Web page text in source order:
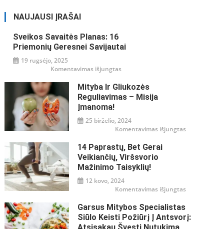
NAUJAUSI ĮRAŠAI
Sveikos Savaitės Planas: 16
Priemonių Geresnei Savijautai
19 rugsėjo, 2025
Komentavimas išjungtasįraše
planas:
16
priemonių
Mityba Ir Gliukozės
Reguliavimas – Misija
Įmanoma!
25 birželio, 2024
Komentavimas išjungtasįraše
14 Paprastų, Bet Gerai
Veikiančių, Viršsvorio
Mažinimo Taisyklių!
12 kovo, 2024
Komentavimas išjungtasįraše
gerai
veikiančių,
Garsus Mitybos Specialistas
Siūlo Keisti Požiūrį Į Antsvorį: